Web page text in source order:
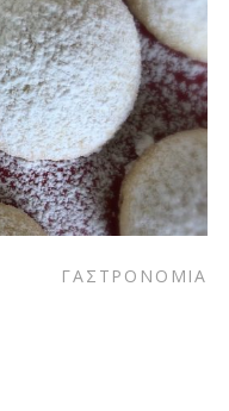
ΓΑΣΤΡΟΝΟΜΙΑ